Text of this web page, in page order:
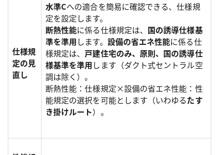
仕様規
定の見
直し
水準Cへの適合を簡易に確認できる、仕様規
定を設定します。
断熱性能に係る仕様規定は、 国の誘導仕様基
準を準用します。 設備の省エネ性能に係る仕
様規定は、 戸建住宅のみ、原則、国の誘導仕
様基準を準用します（ダクト式セントラル空
調は除く）。
断熱性能：仕様規定×設備の省エネ性能：性
能規定の選択を可能とします（いわゆるたす
き掛けルート）。